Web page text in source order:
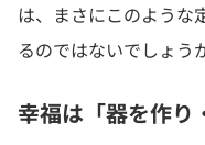
は、まさにこのような
るのではないでしょう
幸福は「器を作り